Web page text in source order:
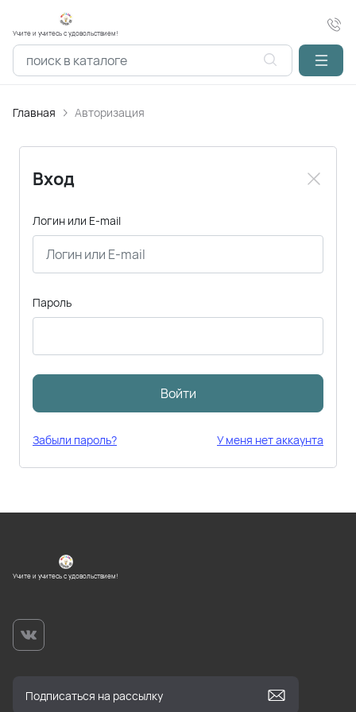
Учите и учитесь с удовольствием!
Главная Авторизация
Вход
Логин или E-mail
Пароль
Войти
Забыли пароль? У меня нет аккаунта
Учите и учитесь с удовольствием!